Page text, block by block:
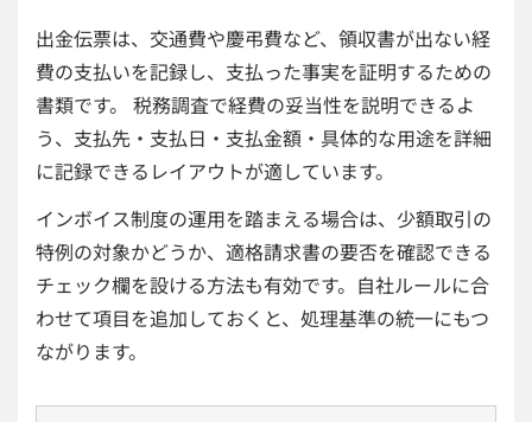
出金伝票は、交通費や慶弔費など、領収書が出ない経
費の支払いを記録し、支払った事実を証明するための
書類です。 税務調査で経費の妥当性を説明できるよ
う、支払先・支払日・支払金額・具体的な用途を詳細
に記録できるレイアウトが適しています。
インボイス制度の運用を踏まえる場合は、少額取引の
特例の対象かどうか、適格請求書の要否を確認できる
チェック欄を設ける方法も有効です。自社ルールに合
わせて項目を追加しておくと、処理基準の統一にもつ
ながります。